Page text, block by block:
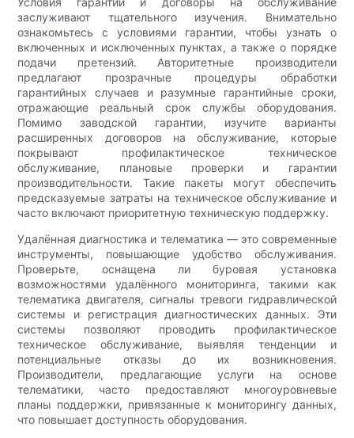
заслуживают тщательного изучения. Внимательно
ознакомьтесь с условиями гарантии, чтобы узнать о
включенных и исключенных пунктах, а также о порядке
подачи претензий. Авторитетные производители
предлагают прозрачные процедуры обработки
гарантийных случаев и разумные гарантийные сроки,
отражающие реальный срок службы оборудования.
Помимо заводской гарантии, изучите варианты
расширенных договоров на обслуживание, которые
покрывают профилактическое техническое
обслуживание, плановые проверки и гарантии
производительности. Такие пакеты могут обеспечить
предсказуемые затраты на техническое обслуживание и
часто включают приоритетную техническую поддержку.
Удалённая диагностика и телематика — это современные
инструменты, повышающие удобство обслуживания.
Проверьте, оснащена ли буровая установка
возможностями удалённого мониторинга, такими как
телематика двигателя, сигналы тревоги гидравлической
системы и регистрация диагностических данных. Эти
системы позволяют проводить профилактическое
техническое обслуживание, выявляя тенденции и
потенциальные отказы до их возникновения.
Производители, предлагающие услуги на основе
телематики, часто предоставляют многоуровневые
планы поддержки, привязанные к мониторингу данных,
что повышает доступность оборудования.